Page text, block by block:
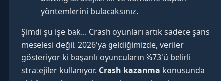
yöntemlerini bulacaksınız.
Şimdi şu işe bak... Crash oyunları artık sadece şans
meselesi değil. 2026'ya geldiğimizde, veriler
gösteriyor ki başarılı oyuncuların %73'ü belirli
stratejiler kullanıyor. Crash kazanma konusunda